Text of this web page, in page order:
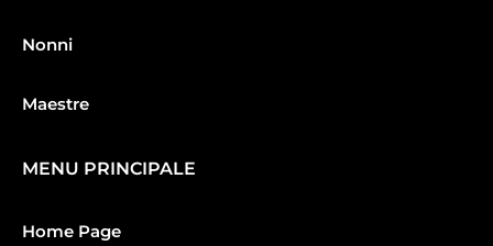
Nonni
Maestre
MENU PRINCIPALE
Home Page